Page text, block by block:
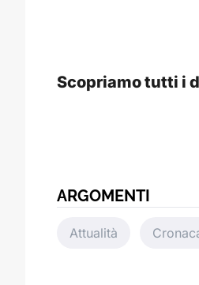
Scopriamo tutti i
ARGOMENTI
Attualità